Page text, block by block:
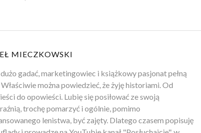
MIECZKOWSKI
gadać, marketingowiec i książkowy pasjonat pełną
można powiedzieć, że żyję historiami. Od
do opowieści. Lubię się posiłować ze swoją
trochę pomarzyć i ogólnie, pomimo
lenistwa, być zajęty. Dlatego czasem popisuję